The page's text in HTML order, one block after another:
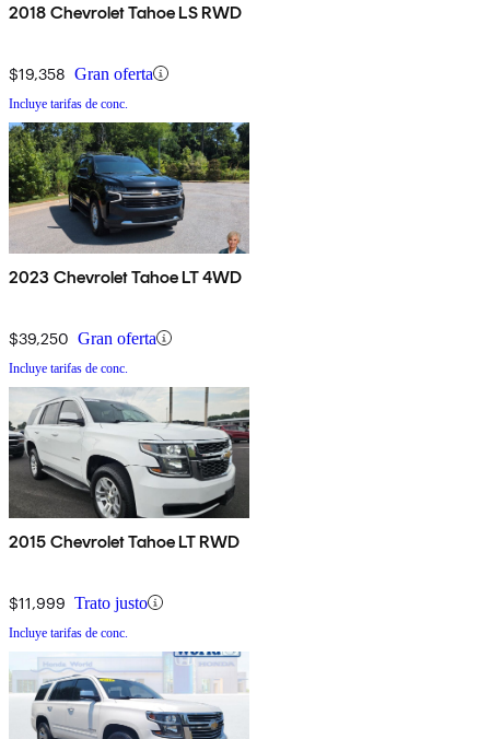
2018 Chevrolet Tahoe LS RWD
$19,358 Gran oferta
Incluye tarifas de conc.
2023 Chevrolet Tahoe LT 4WD
$39,250 Gran oferta
Incluye tarifas de conc.
2015 Chevrolet Tahoe LT RWD
$11,999 Trato justo
Incluye tarifas de conc.